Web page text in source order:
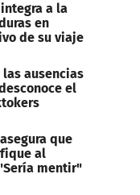
a la
en
de su viaje
ausencias
el
que
al
mentir"